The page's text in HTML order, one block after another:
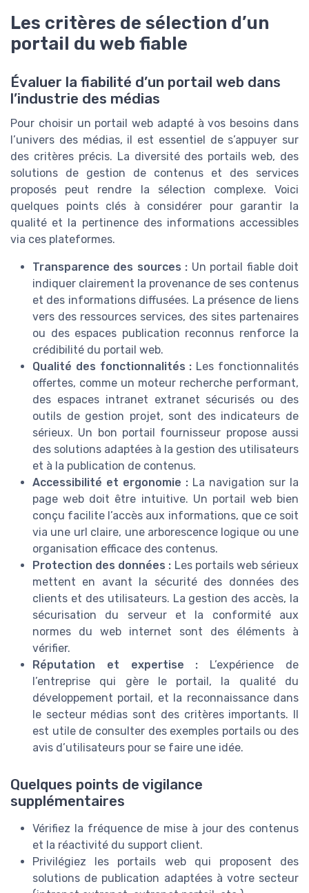
Les critères de sélection d’un
portail du web fiable
Évaluer la fiabilité d’un portail web dans
l’industrie des médias
Pour choisir un portail web adapté à vos besoins dans
l’univers des médias, il est essentiel de s’appuyer sur
des critères précis. La diversité des portails web, des
solutions de gestion de contenus et des services
proposés peut rendre la sélection complexe. Voici
quelques points clés à considérer pour garantir la
qualité et la pertinence des informations accessibles
via ces plateformes.
Transparence des sources : Un portail fiable doit
indiquer clairement la provenance de ses contenus
et des informations diffusées. La présence de liens
vers des ressources services, des sites partenaires
ou des espaces publication reconnus renforce la
crédibilité du portail web.
Qualité des fonctionnalités : Les fonctionnalités
offertes, comme un moteur recherche performant,
des espaces intranet extranet sécurisés ou des
outils de gestion projet, sont des indicateurs de
sérieux. Un bon portail fournisseur propose aussi
des solutions adaptées à la gestion des utilisateurs
et à la publication de contenus.
Accessibilité et ergonomie : La navigation sur la
page web doit être intuitive. Un portail web bien
conçu facilite l’accès aux informations, que ce soit
via une url claire, une arborescence logique ou une
organisation efficace des contenus.
Protection des données : Les portails web sérieux
mettent en avant la sécurité des données des
clients et des utilisateurs. La gestion des accès, la
sécurisation du serveur et la conformité aux
normes du web internet sont des éléments à
vérifier.
Réputation et expertise : L’expérience de
l’entreprise qui gère le portail, la qualité du
développement portail, et la reconnaissance dans
le secteur médias sont des critères importants. Il
est utile de consulter des exemples portails ou des
avis d’utilisateurs pour se faire une idée.
Quelques points de vigilance
supplémentaires
Vérifiez la fréquence de mise à jour des contenus
et la réactivité du support client.
Privilégiez les portails web qui proposent des
solutions de publication adaptées à votre secteur